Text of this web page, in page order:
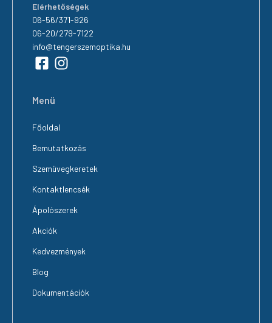
Elérhetőségek
06-56/371-926
06-20/279-7122
info@tengerszemoptika.hu
Menü
Főoldal
Bemutatkozás
Szemüvegkeretek
Kontaktlencsék
Ápolószerek
Akciók
Kedvezmények
Blog
Dokumentációk